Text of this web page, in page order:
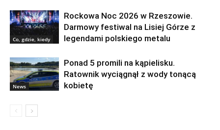
Co, gdzie, kiedy
Rockowa Noc 2026 w Rzeszowie.
Darmowy festiwal na Lisiej Górze z
legendami polskiego metalu
News
Ponad 5 promili na kąpielisku.
Ratownik wyciągnął z wody tonącą
kobietę